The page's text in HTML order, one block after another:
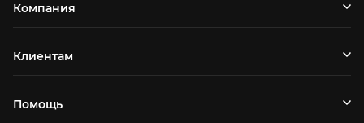
Компания
Клиентам
Помощь